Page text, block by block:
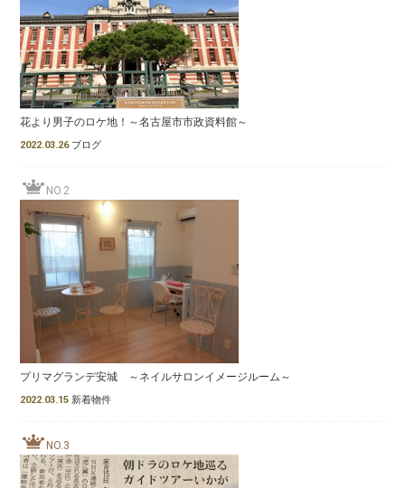
花より男子のロケ地！～名古屋市市政資料館～
2022.03.26 ブログ
NO.2
プリマグランデ安城 ～ネイルサロンイメージルーム～
2022.03.15 新着物件
NO.3